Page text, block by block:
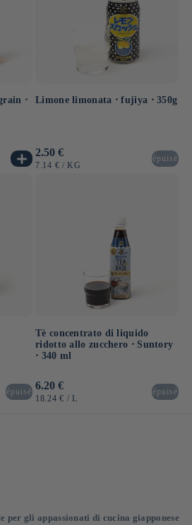
⋅
Limone limonata ⋅ fujiya ⋅ 350g
Prezzo
di
2.50 €
PREZZO
7.14 € / PER
KG
épuisé
épuisé
Tè concentrato di liquido
ridotto allo zucchero ⋅ Suntory
⋅ 340 ml
Prezzo
di
6.20 €
PREZZO
18.24 € / PER
L
épuisé
gli appassionati di cucina giapponese